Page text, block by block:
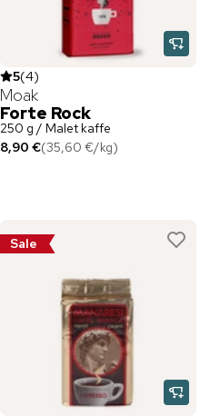
5(4)
Moak
Forte Rock
250 g / Malet kaffe
8,90 €(35,60 €/kg)
Sale